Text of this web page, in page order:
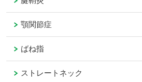
顎関節症
ばね指
ストレートネック